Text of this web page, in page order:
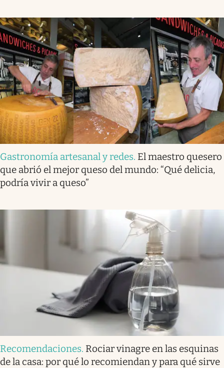
Gastronomía artesanal y redes. El maestro quesero
que abrió el mejor queso del mundo: “Qué delicia,
podría vivir a queso”
Recomendaciones. Rociar vinagre en las esquinas
de la casa: por qué lo recomiendan y para qué sirve